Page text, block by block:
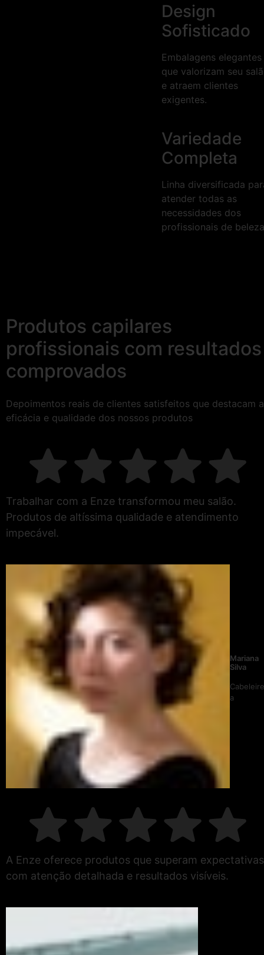
Design
Sofisticado
Embalagens elegantes
que valorizam seu
e atraem clientes
exigentes.
Variedade
Completa
Linha diversificada
atender todas as
necessidades dos
profissionais de
Produtos capilares
profissionais com resultados
comprovados
Depoimentos reais de clientes satisfeitos que destacam a
eficácia e qualidade dos nossos produtos
Trabalhar com a Enze transformou meu salão.
Produtos de altíssima qualidade e atendimento
impecável.
Mariana
Silva
a
A Enze oferece produtos que superam
com atenção detalhada e resultados visíveis.